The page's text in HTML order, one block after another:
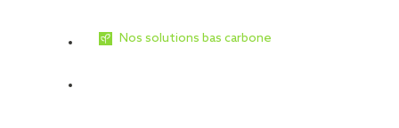
Nos solutions bas carbone